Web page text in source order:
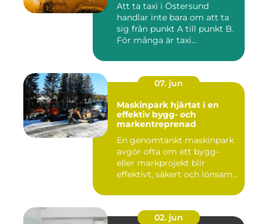
Att ta taxi i Östersund
handlar inte bara om att ta
sig från punkt A till punkt B.
För många är taxi...
07. jun
Maskinpark hjärtat i en
effektiv bygg- och
markentreprenad
En genomtänkt maskinpark
avgör ofta om ett bygg-
eller markprojekt blir
effektivt, säkert och lönsam...
02. jun